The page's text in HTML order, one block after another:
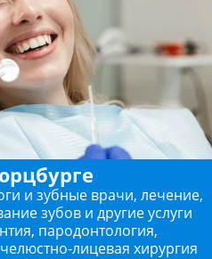
и зубные врачи, лечение,
зубов и другие услуги
пародонтология,
лицевая хирургия